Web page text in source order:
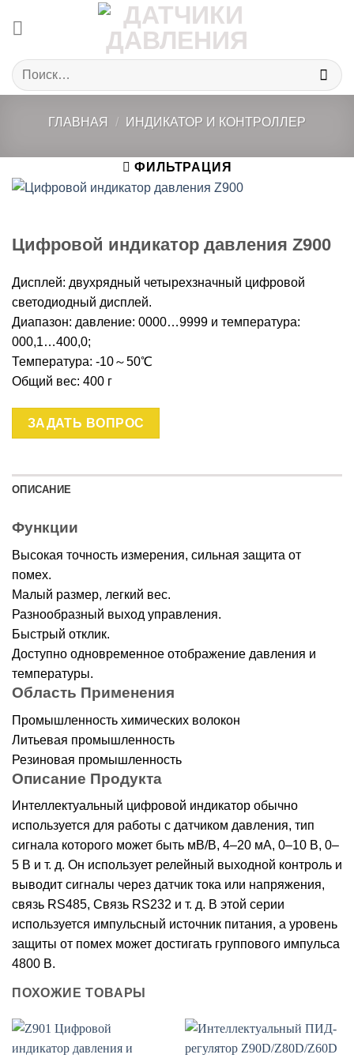
Искать:
ГЛАВНАЯ / ИНДИКАТОР И КОНТРОЛЛЕР
ФИЛЬТРАЦИЯ
Цифровой индикатор давления Z900
Дисплей: двухрядный четырехзначный цифровой
светодиодный дисплей.
Диапазон: давление: 0000…9999 и температура:
000,1…400,0;
Температура: -10～50℃
Общий вес: 400 г
ЗАДАТЬ ВОПРОС
ОПИСАНИЕ
Функции
Высокая точность измерения, сильная защита от
помех.
Малый размер, легкий вес.
Разнообразный выход управления.
Быстрый отклик.
Доступно одновременное отображение давления и
температуры.
Область Применения
Промышленность химических волокон
Литьевая промышленность
Резиновая промышленность
Описание Продукта
Интеллектуальный цифровой индикатор обычно
используется для работы с датчиком давления, тип
сигнала которого может быть мВ/В, 4–20 мА, 0–10 В, 0–
5 В и т. д. Он использует релейный выходной контроль и
выводит сигналы через датчик тока или напряжения,
связь RS485, Связь RS232 и т. д. В этой серии
используется импульсный источник питания, а уровень
защиты от помех может достигать группового импульса
4800 В.
ПОХОЖИЕ ТОВАРЫ